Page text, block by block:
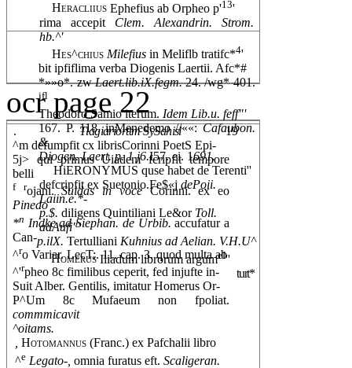
Heracliius Ephefius ab Orpheo p'13'
rima accepit Clem. Alexandrin. Strom.
hb.^'
Hes^chius Milefiusin Meliflb tratifc*4'
bit ipfiflima verba Diogenis Laertii. Afc*#
*»»o*. zwLaert.lib.iX.fegm.24. /wg* 401.
jfl
Theodoro Samio iterum. Idem Lib.u. feff"'
167. P. 118. inMenedemo //««:Cafaubon.
&
Diogen. Laert. p. 1 j6.I57. ei. 1691.
HiERONYMUS quse habet de Terenti''
defcripfit ex Suetonio.Fe$«j dePoii.
Laiin.e.*-
p.$. diligens Quintiliani Le&or Toll.
adAufi"'
p.ilX. Tertulliani Kuhnius ad Aelian. V.H.U^
HomerusIliadum librorum argumeI''
turt*
ocr page 22
. Tlagiariorttm SySahisl
19
^m defumpfit cx librisCorinni PoetS Epi-
5j> qui primus Uiadem fcripfit tempore
belli
f rojani.Suidas in voceCorinni. ex eo
Pinedo
*n Indke ad Siephan. de Urbib.accufatur a
Can-
^ro Variar. LecT:. 11. cap. 3. quod multa ab
^'rpheo 8c fimilibus ceperit, fed injufte in-
Suit Alber. Gentilis, imitatur Homerus Or-
P^Um 8c Mufaeum non fpoliat.
commmicavit
^oitams.
Hotomannus (Franc.) ex Pafchalii libro
^e Legato-, omnia furatus eft. Scaligeran.